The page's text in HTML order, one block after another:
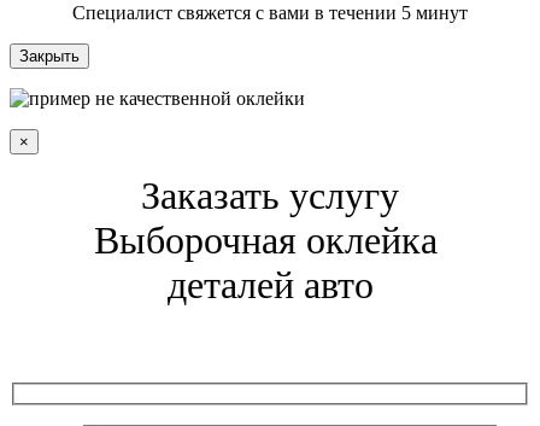
Специалист свяжется с вами в течении 5 минут
Закрыть
×
Заказать услугу
Выборочная оклейка
деталей авто